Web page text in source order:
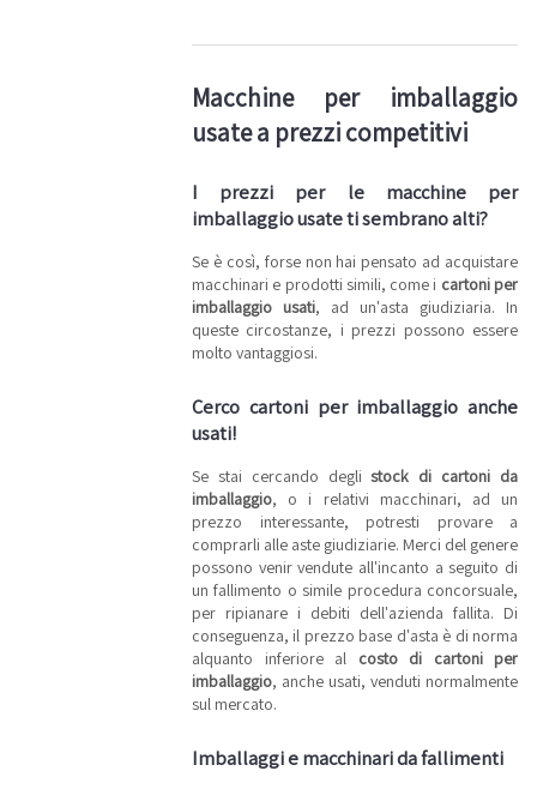
Macchine per imballaggio
usate a prezzi competitivi
I prezzi per le macchine per
imballaggio usate ti sembrano alti?
Se è così, forse non hai pensato ad acquistare
macchinari e prodotti simili, come i cartoni per
imballaggio usati, ad un'asta giudiziaria. In
queste circostanze, i prezzi possono essere
molto vantaggiosi.
Cerco cartoni per imballaggio anche
usati!
Se stai cercando deglistock di cartoni da
imballaggio, o i relativi macchinari, ad un
prezzo interessante, potresti provare a
comprarli alle aste giudiziarie. Merci del genere
possono venir vendute all'incanto a seguito di
un fallimento o simile procedura concorsuale,
per ripianare i debiti dell'azienda fallita. Di
conseguenza, il prezzo base d'asta è di norma
alquanto inferiore al costo di cartoni per
imballaggio, anche usati, venduti normalmente
sul mercato.
Imballaggi e macchinari da fallimenti